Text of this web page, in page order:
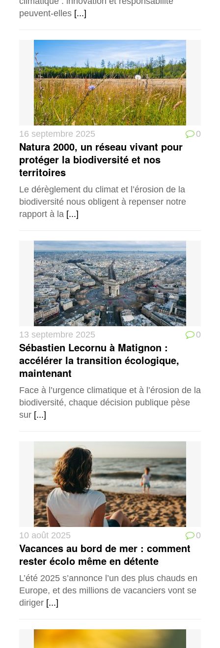
peuvent-elles [...]
16 septembre 2025 0
Natura 2000, un réseau vivant pour
protéger la biodiversité et nos
territoires
Le dérèglement du climat et l’érosion de la
biodiversité nous obligent à repenser notre
rapport à la [...]
13 septembre 2025 0
Sébastien Lecornu à Matignon :
accélérer la transition écologique,
maintenant
Face à l’urgence climatique et à l’érosion de la
biodiversité, chaque décision publique pèse
sur [...]
10 août 2025 0
Vacances au bord de mer : comment
rester écolo même en détente
L’été 2025 s’annonce l’un des plus chauds en
Europe, et des millions de vacanciers vont se
diriger [...]